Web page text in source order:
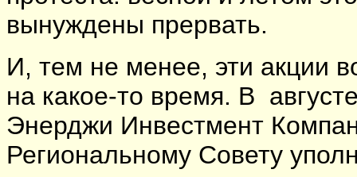
вынуждены прервать.
И, тем не менее, эти акции
на какое-то время. В
Энерджи Инвестмент
Региональному Совету